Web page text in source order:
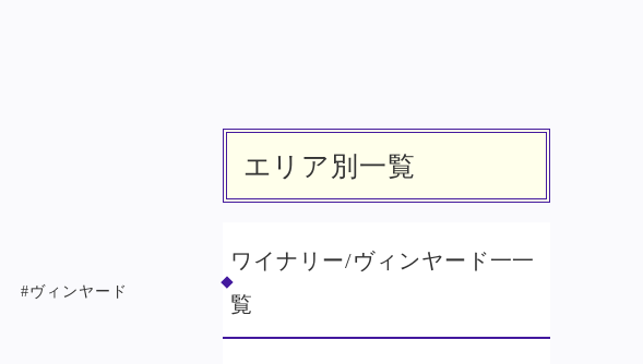
#ヴィンヤード
エリア別一覧
ワイナリー/ヴィンヤード一一
覧